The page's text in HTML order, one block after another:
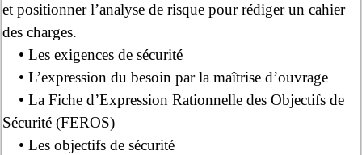
et positionner l’analyse de risque pour rédiger un cahier
des charges.
• Les exigences de sécurité
• L’expression du besoin par la maîtrise d’ouvrage
• La Fiche d’Expression Rationnelle des Objectifs de
Sécurité (FEROS)
• Les objectifs de sécurité